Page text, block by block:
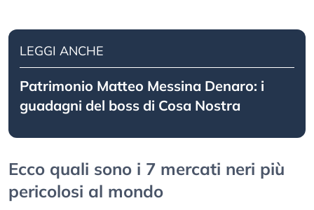
LEGGI ANCHE
Patrimonio Matteo Messina Denaro: i
guadagni del boss di Cosa Nostra
Ecco quali sono i 7 mercati neri più
pericolosi al mondo